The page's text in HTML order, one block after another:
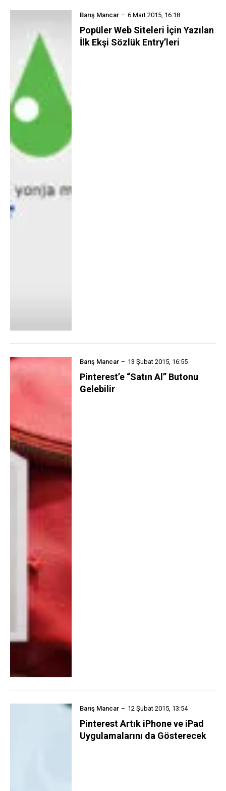
Barış Mancar 6 Mart 2015, 16:18
Popüler Web Siteleri İçin Yazılan
İlk Ekşi Sözlük Entry’leri
Barış Mancar 13 Şubat 2015, 16:55
Pinterest’e “Satın Al” Butonu
Gelebilir
Barış Mancar 12 Şubat 2015, 13:54
Pinterest Artık iPhone ve iPad
Uygulamalarını da Gösterecek